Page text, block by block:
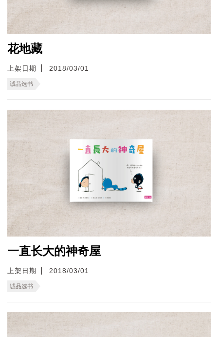
花地藏
上架日期 2018/03/01
诚品选书
一直长大的神奇屋
上架日期 2018/03/01
诚品选书